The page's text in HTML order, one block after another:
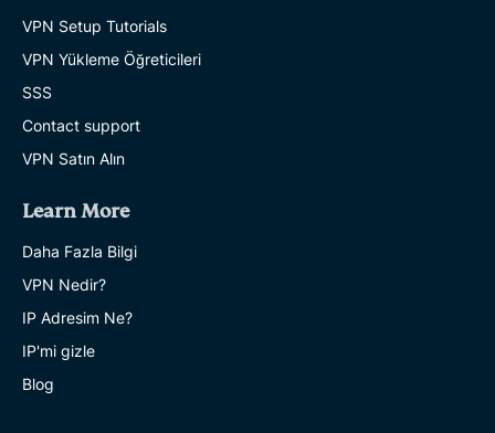
VPN Setup Tutorials
VPN Yükleme Öğreticileri
SSS
Contact support
VPN Satın Alın
Learn More
Daha Fazla Bilgi
VPN Nedir?
IP Adresim Ne?
IP'mi gizle
Blog